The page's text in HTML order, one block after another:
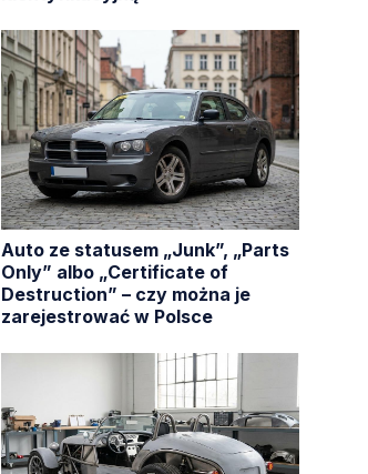
Auto ze statusem „Junk”, „Parts
Only” albo „Certificate of
Destruction” – czy można je
zarejestrować w Polsce